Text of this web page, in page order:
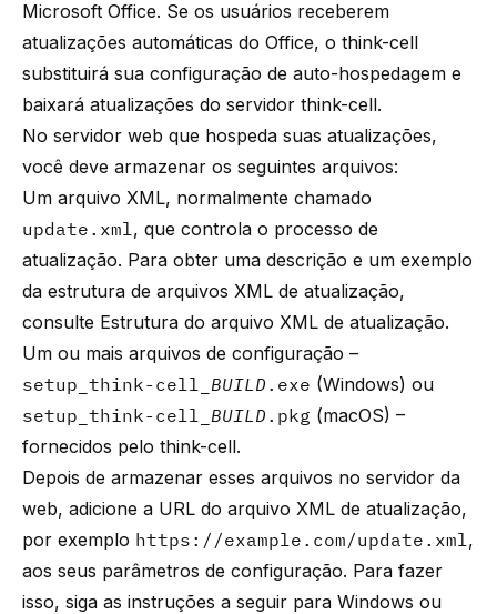
Microsoft Office. Se os usuários receberem
atualizações automáticas do Office, o think-cell
substituirá sua configuração de auto-hospedagem e
baixará atualizações do servidor think-cell.
No servidor web que hospeda suas atualizações,
você deve armazenar os seguintes arquivos:
Um arquivo XML, normalmente chamado
update.xml, que controla o processo de
atualização. Para obter uma descrição e um exemplo
da estrutura de arquivos XML de atualização,
consulte Estrutura do arquivo XML de atualização.
Um ou mais arquivos de configuração –
setup_think-cell_ BUILD .exe (Windows) ou
setup_think-cell_ BUILD .pkg (macOS) –
fornecidos pelo think-cell.
Depois de armazenar esses arquivos no servidor da
web, adicione a URL do arquivo XML de atualização,
por exemplo https://example.com/update.xml,
aos seus parâmetros de configuração. Para fazer
isso, siga as instruções a seguir para Windows ou